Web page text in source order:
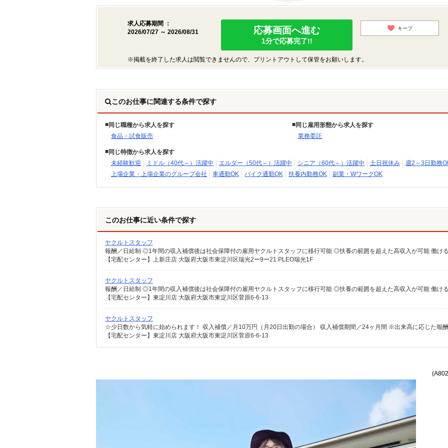
求人応募期間 ：
2026/07/27 ～ 2026/08/31
応募画面へ進む
1分で応募完了!!
キープ
※掲載を終了した求人は閲覧できませんので、プリントアウトして保管をお願いします。
このお仕事に関連する条件で探す
同じ職種から求人を探す
食品・試食販売
同じ雇用形態から求人を探す
業務委託
同じ特徴から求人を探す
未経験歓迎
ミドル（40代～）活躍中 エルダー（50代～）活躍中 シニア（60代～）活躍中 土日祝休み
週2～3日勤務
上場企業・上場企業のグループ会社
車通勤OK バイク通勤OK 扶養内勤務OK 副業・WワークOK
このお仕事に近い条件で探す
ヤクルトスタッフ
【宅配センター】上新庄店 大阪府大阪市東淀川区瑞光2ー9ー21 PLEO瑞光1F
ヤクルトスタッフ
【宅配センター】東淀川店 大阪府大阪市東淀川区菅原6-6-13
ヤクルトスタッフ
【宅配センター】東淀川店 大阪府大阪市東淀川区菅原6-6-13